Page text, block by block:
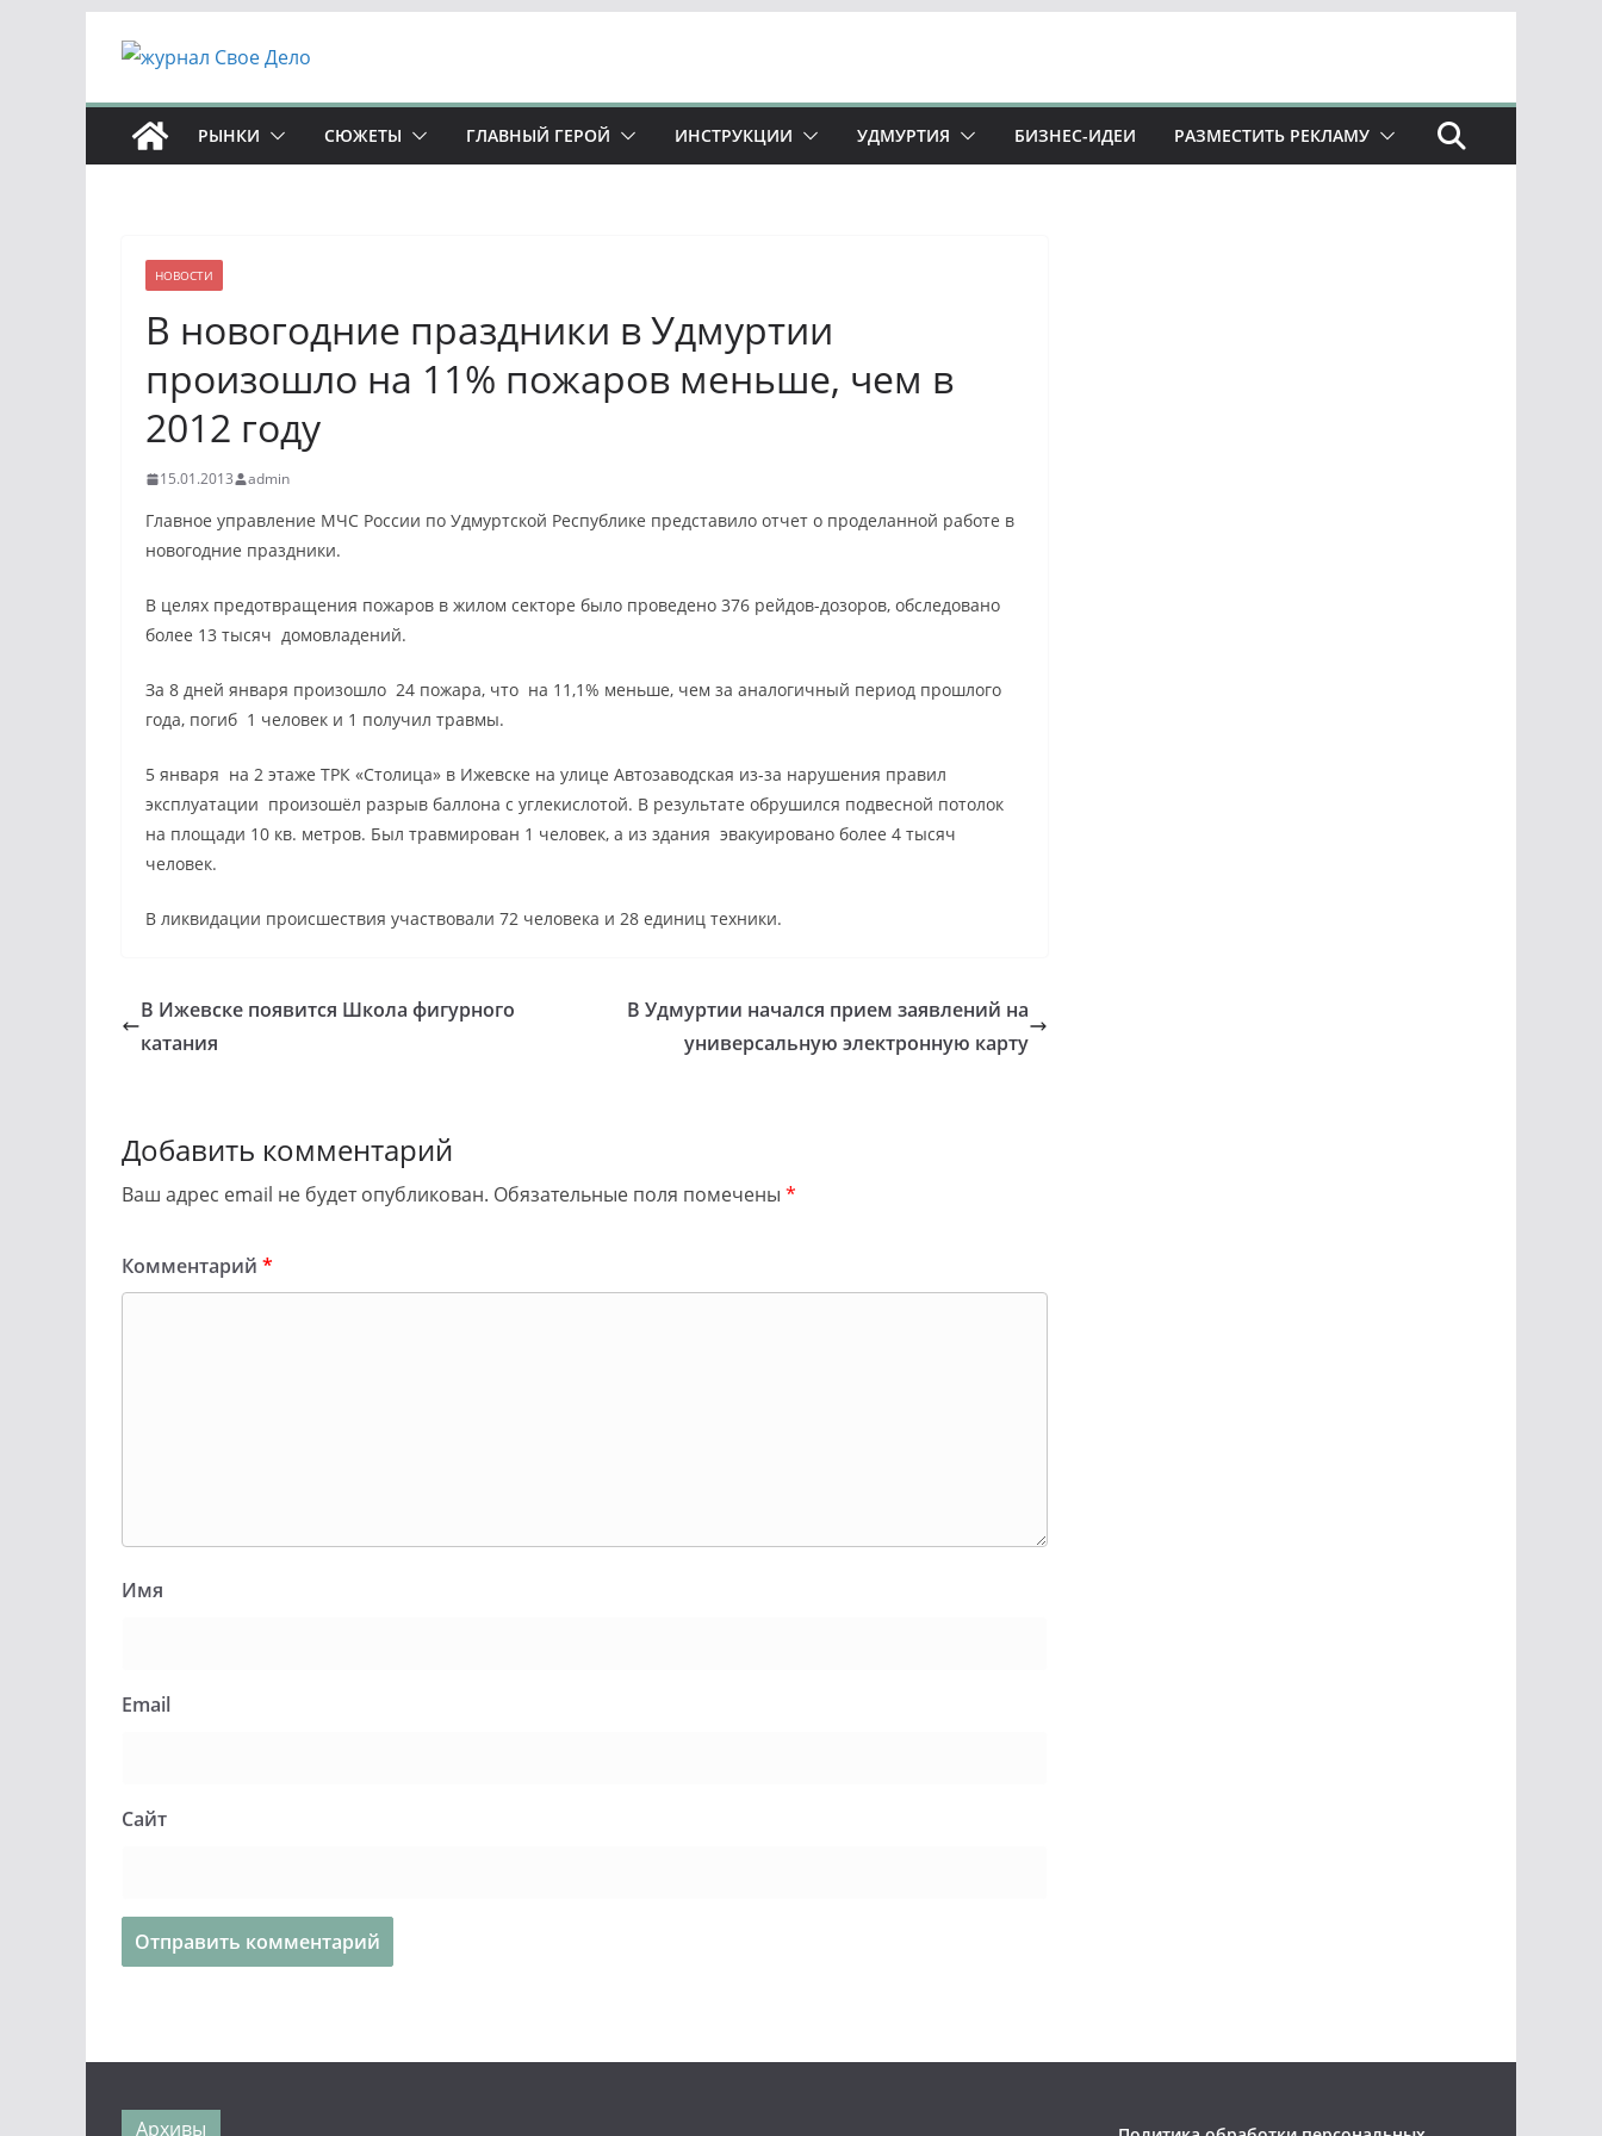
РЫНКИ СЮЖЕТЫ ГЛАВНЫЙ ГЕРОЙ ИНСТРУКЦИИ УДМУРТИЯ БИЗНЕС-ИДЕИ РАЗМЕСТИТЬ РЕКЛАМУ
НОВОСТИ
В новогодние праздники в Удмуртии
произошло на 11% пожаров меньше, чем в
2012 году
15.01.2013 admin
Главное управление МЧС России по Удмуртской Республике представило отчет о проделанной работе в
новогодние праздники.
В целях предотвращения пожаров в жилом секторе было проведено 376 рейдов-дозоров, обследовано
более 13 тысяч домовладений.
За 8 дней января произошло 24 пожара, что на 11,1% меньше, чем за аналогичный период прошлого
года, погиб 1 человек и 1 получил травмы.
5 января на 2 этаже ТРК «Столица» в Ижевске на улице Автозаводская из-за нарушения правил
эксплуатации произошёл разрыв баллона с углекислотой. В результате обрушился подвесной потолок
на площади 10 кв. метров. Был травмирован 1 человек, а из здания эвакуировано более 4 тысяч
человек.
В ликвидации происшествия участвовали 72 человека и 28 единиц техники.
В Ижевске появится Школа фигурного
катания
В Удмуртии начался прием заявлений на
универсальную электронную карту
Добавить комментарий
Ваш адрес email не будет опубликован. Обязательные поля помечены *
Комментарий *
Имя
Email
Сайт
Архивы